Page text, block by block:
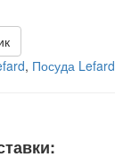
, Посуда Lefard